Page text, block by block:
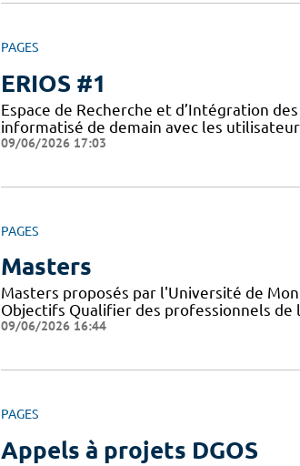
PAGES
ERIOS #1
Espace de Recherche et d’Intégration
informatisé de demain avec les
09/06/2026 17:03
PAGES
Masters
Masters proposés par l'Université de
Objectifs Qualifier des professionnels
09/06/2026 16:44
PAGES
Appels à projets DGOS